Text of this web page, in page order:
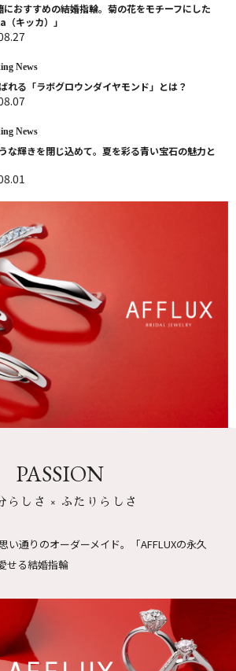
におすすめの結婚指輪。菊の花をモチーフにした
（キッカ）」
News
れる「ラボグロウンダイヤモンド」とは？
News
な輝きを閉じ込めて。夏を彩る青い宝石の魅力と
PASSION
らしさ × ふたりらしさ
い通りのオーダーメイド。
「AFFLUXの永久
せる結婚指輪